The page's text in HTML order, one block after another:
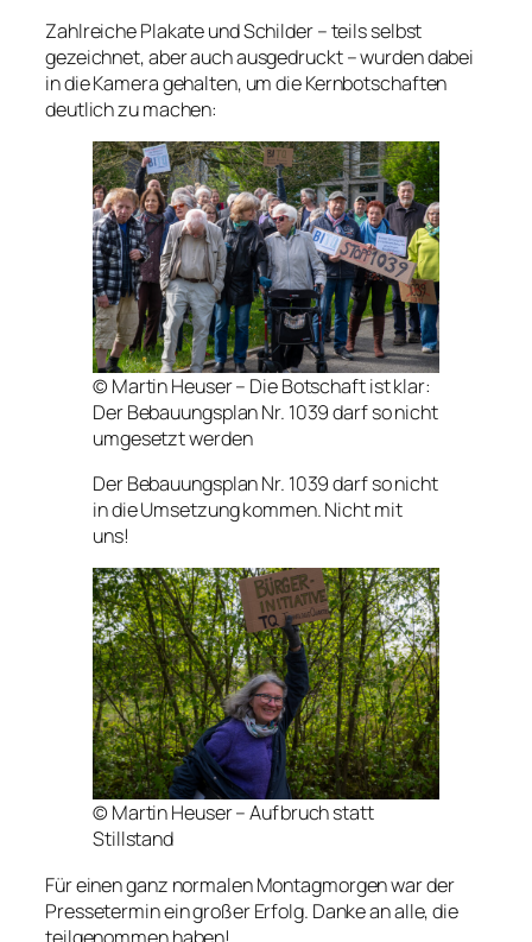
Zahlreiche Plakate und Schilder – teils selbst
gezeichnet, aber auch ausgedruckt – wurden dabei
in die Kamera gehalten, um die Kernbotschaften
deutlich zu machen:
© Martin Heuser – Die Botschaft ist klar:
Der Bebauungsplan Nr. 1039 darf so nicht
umgesetzt werden
Der Bebauungsplan Nr. 1039 darf so nicht
in die Umsetzung kommen. Nicht mit
uns!
© Martin Heuser – Aufbruch statt
Stillstand
Für einen ganz normalen Montagmorgen war der
Pressetermin ein großer Erfolg. Danke an alle, die